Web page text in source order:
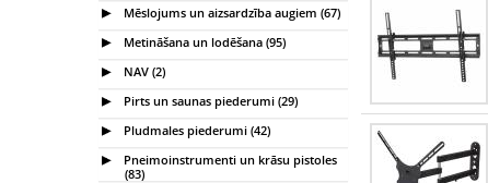
Mēslojums un aizsardzība augiem (67)
Metināšana un lodēšana (95)
NAV (2)
Pirts un saunas piederumi (29)
Pludmales piederumi (42)
Pneimoinstrumenti un krāsu pistoles
(83)